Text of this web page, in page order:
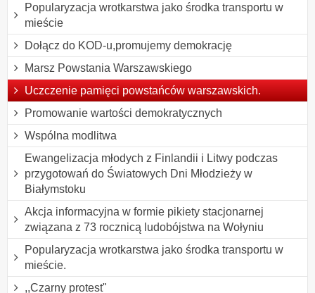
Popularyzacja wrotkarstwa jako środka transportu w
mieście
Dołącz do KOD-u,promujemy demokrację
Marsz Powstania Warszawskiego
Uczczenie pamięci powstańców warszawskich.
Promowanie wartości demokratycznych
Wspólna modlitwa
Ewangelizacja młodych z Finlandii i Litwy podczas
przygotowań do Światowych Dni Młodzieży w
Białymstoku
Akcja informacyjna w formie pikiety stacjonarnej
związana z 73 rocznicą ludobójstwa na Wołyniu
Popularyzacja wrotkarstwa jako środka transportu w
mieście.
,,Czarny protest"